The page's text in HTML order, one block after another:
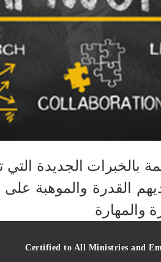
بالخبرات الجديدة
القدرة والموهبة على
والمهارة.
Certified to All Ministries and